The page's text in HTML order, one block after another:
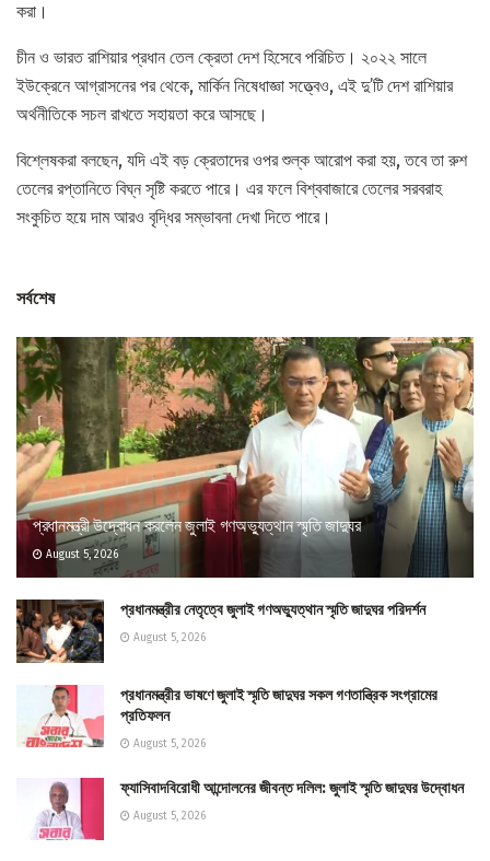
করা।
চীন ও ভারত রাশিয়ার প্রধান তেল ক্রেতা দেশ হিসেবে পরিচিত। ২০২২ সালে
ইউক্রেনে আগ্রাসনের পর থেকে, মার্কিন নিষেধাজ্ঞা সত্ত্বেও, এই দু’টি দেশ রাশিয়ার
অর্থনীতিকে সচল রাখতে সহায়তা করে আসছে।
বিশ্লেষকরা বলছেন, যদি এই বড় ক্রেতাদের ওপর শুল্ক আরোপ করা হয়, তবে তা রুশ
তেলের রপ্তানিতে বিঘ্ন সৃষ্টি করতে পারে। এর ফলে বিশ্ববাজারে তেলের সরবরাহ
সংকুচিত হয়ে দাম আরও বৃদ্ধির সম্ভাবনা দেখা দিতে পারে।
সর্বশেষ
প্রধানমন্ত্রী উদ্বোধন করলেন জুলাই গণঅভ্যুত্থান স্মৃতি জাদুঘর
August 5, 2026
প্রধানমন্ত্রীর নেতৃত্বে জুলাই গণঅভ্যুত্থান স্মৃতি জাদুঘর পরিদর্শন
August 5, 2026
প্রধানমন্ত্রীর ভাষণে জুলাই স্মৃতি জাদুঘর সকল গণতান্ত্রিক সংগ্রামের
প্রতিফলন
August 5, 2026
ফ্যাসিবাদবিরোধী আন্দোলনের জীবন্ত দলিল: জুলাই স্মৃতি জাদুঘর উদ্বোধন
August 5, 2026